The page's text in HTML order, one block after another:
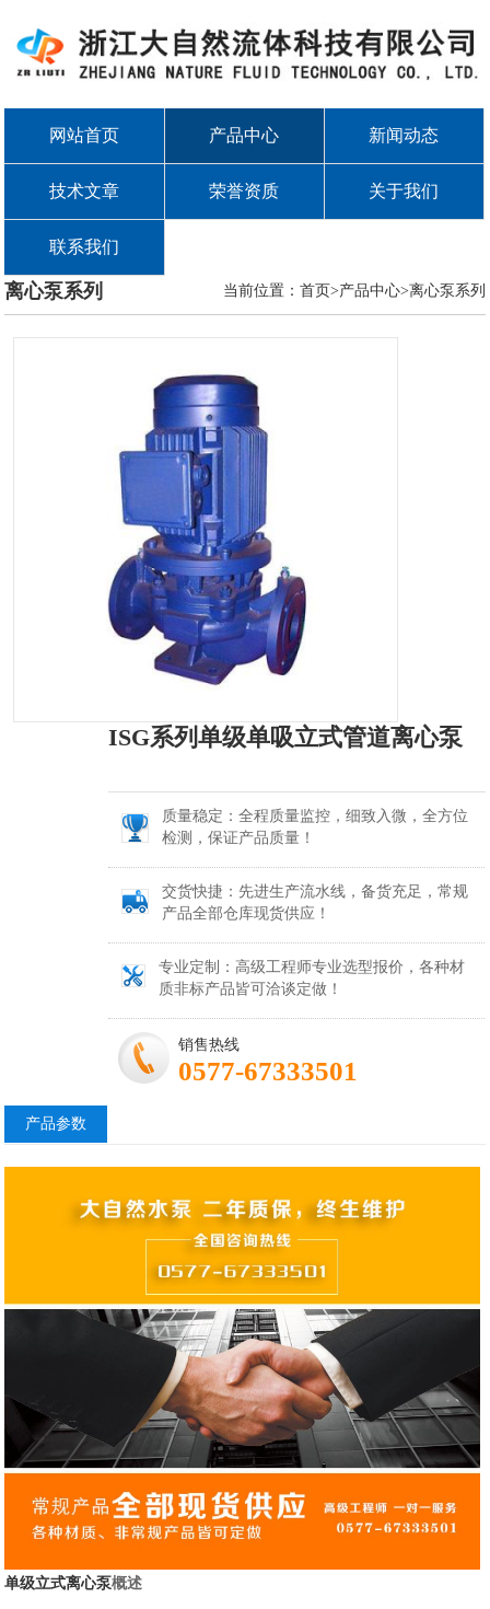
网站首页 产品中心 新闻动态
技术文章 荣誉资质 关于我们
联系我们
离心泵系列 当前位置：首页>产品中心>离心泵系列
ISG系列单级单吸立式管道离心泵
质量稳定：全程质量监控，细致入微，全方位
检测，保证产品质量！
交货快捷：先进生产流水线，备货充足，常规
产品全部仓库现货供应！
专业定制：高级工程师专业选型报价，各种材
质非标产品皆可洽谈定做！
销售热线
0577-67333501
产品参数
单级立式离心泵概述